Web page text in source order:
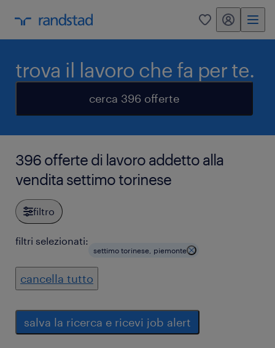
0 my randstad
trova il lavoro che fa per te.
cerca 396 offerte
396 offerte di lavoro addetto alla
vendita settimo torinese
filtro
filtri selezionati:
settimo torinese, piemonte
cancella tutto
salva la ricerca e ricevi job alert